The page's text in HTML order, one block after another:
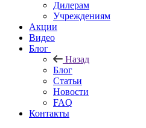
Дилерам
Учреждениям
Акции
Видео
Блог
Назад
Блог
Статьи
Новости
FAQ
Контакты